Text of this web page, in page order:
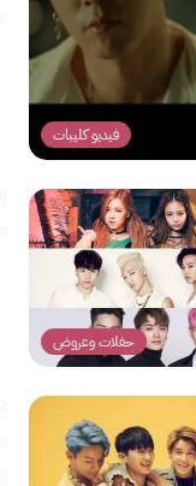
فيديو كليبات
حفلات وعروض